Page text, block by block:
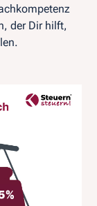
der Dir hilft,